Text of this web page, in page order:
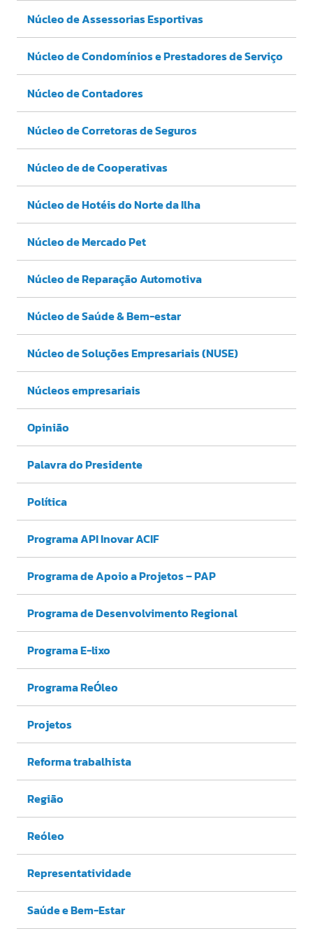
Núcleo de Assessorias Esportivas
Núcleo de Condomínios e Prestadores de Serviço
Núcleo de Contadores
Núcleo de Corretoras de Seguros
Núcleo de de Cooperativas
Núcleo de Hotéis do Norte da Ilha
Núcleo de Mercado Pet
Núcleo de Reparação Automotiva
Núcleo de Saúde & Bem-estar
Núcleo de Soluções Empresariais (NUSE)
Núcleos empresariais
Opinião
Palavra do Presidente
Política
Programa API Inovar ACIF
Programa de Apoio a Projetos – PAP
Programa de Desenvolvimento Regional
Programa E-lixo
Programa ReÓleo
Projetos
Reforma trabalhista
Região
Reóleo
Representatividade
Saúde e Bem-Estar